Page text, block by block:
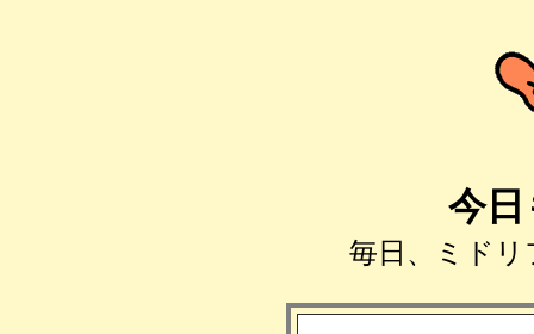
今
毎日、ミド